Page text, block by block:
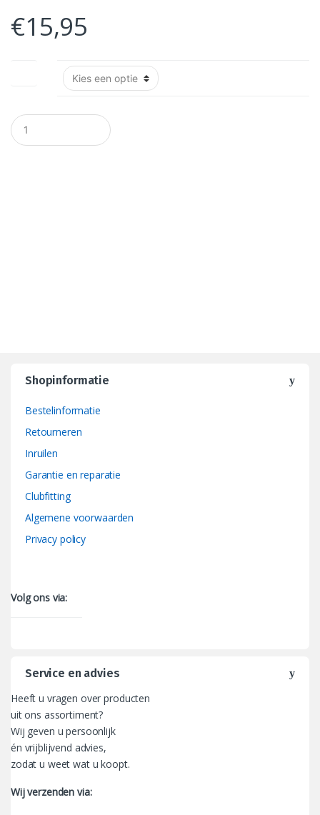
€15,95
A
a
Shopinformatie
Bestelinformatie
Retourneren
Inruilen
Garantie en reparatie
Clubfitting
Algemene voorwaarden
Privacy policy
Volg ons via:
Service en advies
Heeft u vragen over producten
uit ons assortiment?
Wij geven u persoonlijk
én vrijblijvend advies,
zodat u weet wat u koopt.
Wij verzenden via: